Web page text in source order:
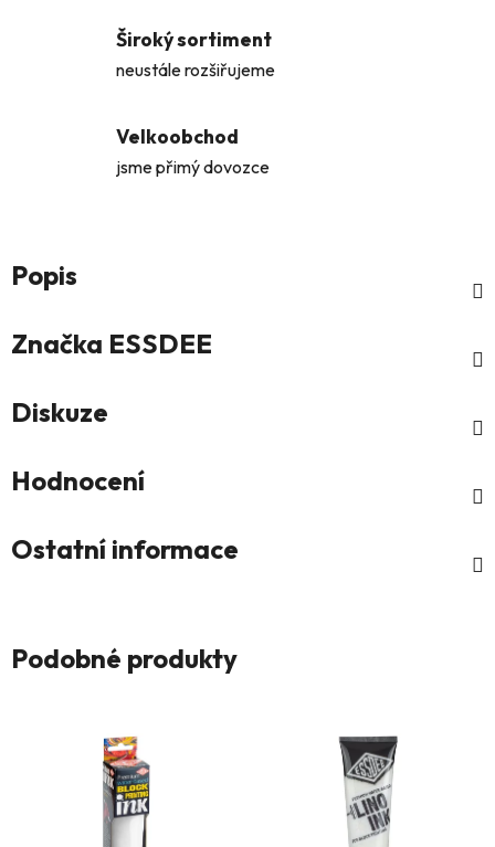
Široký sortiment
neustále rozšiřujeme
Velkoobchod
jsme přimý dovozce
Popis
Značka ESSDEE
Diskuze
Hodnocení
Ostatní informace
Podobné produkty